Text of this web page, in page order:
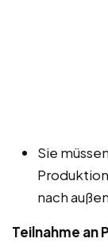
Sie
nach
Teilnahme an